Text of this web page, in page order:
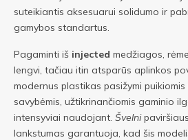
suteikiantis aksesuarui solidumo ir
gamybos standartus.
Pagaminti iš injected medžiagos,
lengvi, tačiau itin atsparūs aplinkos
modernus plastikas pasižymi puikiomis
savybėmis, užtikrinančiomis gaminio
intensyviai naudojant. Švelni
lankstumas garantuoja, kad šis